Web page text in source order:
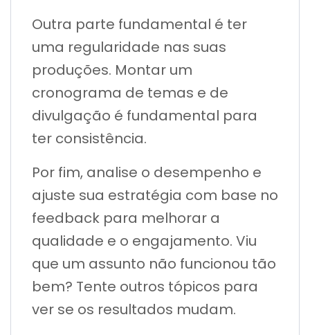
Outra parte fundamental é ter
uma regularidade nas suas
produções. Montar um
cronograma de temas e de
divulgação é fundamental para
ter consistência.
Por fim, analise o desempenho e
ajuste sua estratégia com base no
feedback para melhorar a
qualidade e o engajamento. Viu
que um assunto não funcionou tão
bem? Tente outros tópicos para
ver se os resultados mudam.